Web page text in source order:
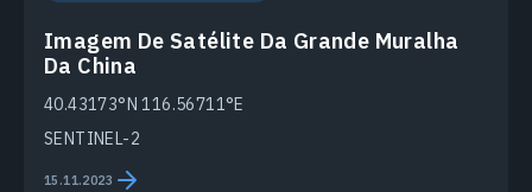
Imagem De Satélite Da Grande Muralha
Da China
40.43173°N 116.56711°E
SENTINEL-2
15.11.2023